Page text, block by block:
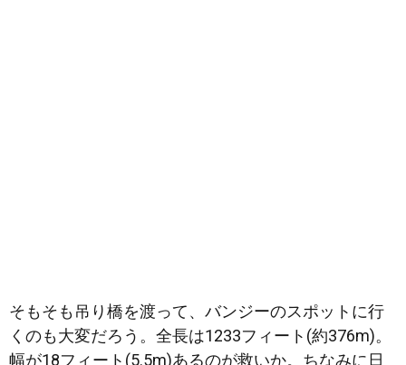
そもそも吊り橋を渡って、バンジーのスポットに行
くのも大変だろう。全長は1233フィート(約376m)。
幅が18フィート(5.5m)あるのが救いか。ちなみに日